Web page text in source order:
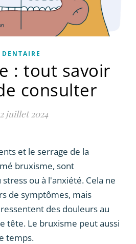
DENTAIRE
: tout savoir
consulter
juillet 2024
bruxisme, sont
ou à l'anxiété. Cela ne
de symptômes, mais
des douleurs au
tête. Le bruxisme peut aussi
temps.